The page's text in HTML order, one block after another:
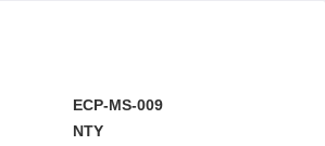
ECP-MS-009
NTY